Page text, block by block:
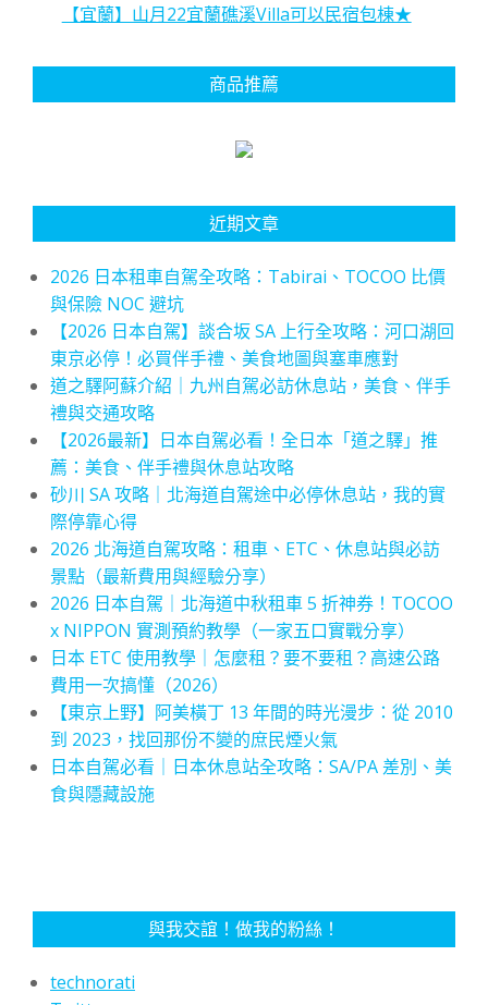
【宜蘭】山月22宜蘭礁溪Villa可以民宿包棟★
商品推薦
近期文章
2026 日本租車自駕全攻略：Tabirai、TOCOO 比價
與保險 NOC 避坑
【2026 日本自駕】談合坂 SA 上行全攻略：河口湖回
東京必停！必買伴手禮、美食地圖與塞車應對
道之驛阿蘇介紹｜九州自駕必訪休息站，美食、伴手
禮與交通攻略
【2026最新】日本自駕必看！全日本「道之驛」推
薦：美食、伴手禮與休息站攻略
砂川 SA 攻略｜北海道自駕途中必停休息站，我的實
際停靠心得
2026 北海道自駕攻略：租車、ETC、休息站與必訪
景點（最新費用與經驗分享）
2026 日本自駕｜北海道中秋租車 5 折神券！TOCOO
x NIPPON 實測預約教學（一家五口實戰分享）
日本 ETC 使用教學｜怎麼租？要不要租？高速公路
費用一次搞懂（2026）
【東京上野】阿美橫丁 13 年間的時光漫步：從 2010
到 2023，找回那份不變的庶民煙火氣
日本自駕必看｜日本休息站全攻略：SA/PA 差別、美
食與隱藏設施
與我交誼！做我的粉絲！
technorati